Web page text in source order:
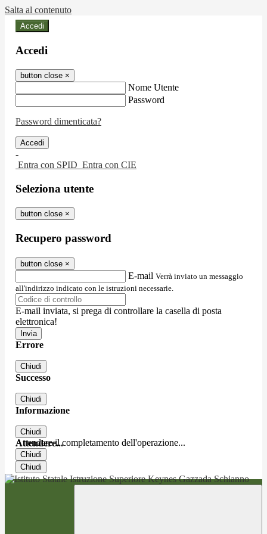
Salta al contenuto
Accedi
Accedi
button close ×
Nome Utente
Password
Password dimenticata?
-
Entra con SPID Entra con CIE
Seleziona utente
button close ×
Recupero password
button close ×
E-mail Verrà inviato un messaggio
all'indirizzo indicato con le istruzioni necessarie.
E-mail inviata, si prega di controllare la casella di posta
elettronica!
Errore
Chiudi
Successo
Chiudi
Informazione
Chiudi
Attendere...
Attendere il completamento dell'operazione...
Chiudi
Chiudi